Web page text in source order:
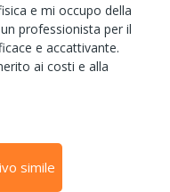
e mi occupo della
professionista per il
e accattivante.
ai costi e alla
simile